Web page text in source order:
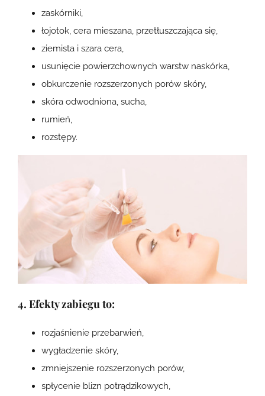
zaskórniki,
łojotok, cera mieszana, przetłuszczająca się,
ziemista i szara cera,
usunięcie powierzchownych warstw naskórka,
obkurczenie rozszerzonych porów skóry,
skóra odwodniona, sucha,
rumień,
rozstępy.
4. Efekty zabiegu to:
rozjaśnienie przebarwień,
wygładzenie skóry,
zmniejszenie rozszerzonych porów,
spłycenie blizn potrądzikowych,